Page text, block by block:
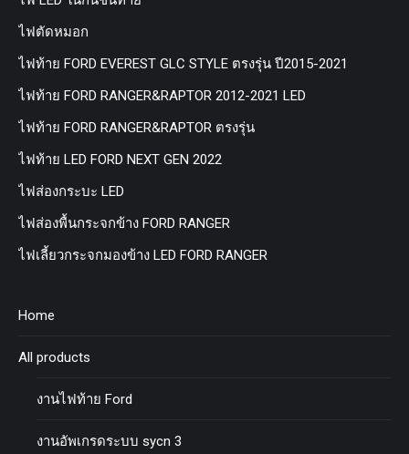
ไฟตัดหมอก
ไฟท้าย FORD EVEREST GLC STYLE ตรงรุ่น ปี2015-2021
ไฟท้าย FORD RANGER&RAPTOR 2012-2021 LED
ไฟท้าย FORD RANGER&RAPTOR ตรงรุ่น
ไฟท้าย LED FORD NEXT GEN 2022
ไฟส่องกระบะ LED
ไฟส่องพื้นกระจกข้าง FORD RANGER
ไฟเลี้ยวกระจกมองข้าง LED FORD RANGER
Home
All products
งานไฟท้าย Ford
งานอัพเกรดระบบ sycn 3